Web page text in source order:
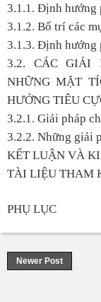
3.1.1. Định hướng
3.1.2. Bố trí các
3.1.3. Định hướng
3.2. CÁC GIẢI
NHỮNG MẶT
HƯỞNG TIÊU
3.2.1. Giải pháp
3.2.2. Những giải
KẾT LUẬN VÀ
TÀI LIỆU THAM
PHỤ LỤC
Newer Post